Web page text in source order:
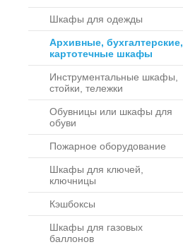
Шкафы для одежды
Архивные, бухгалтерские,
картотечные шкафы
Инструментальные шкафы,
стойки, тележки
Обувницы или шкафы для
обуви
Пожарное оборудование
Шкафы для ключей,
ключницы
Кэшбоксы
Шкафы для газовых
баллонов